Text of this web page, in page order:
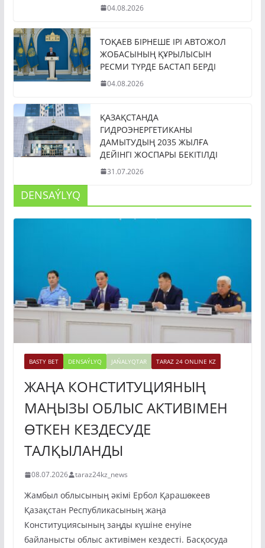
04.08.2026
ТОҚАЕВ БІРНЕШЕ ІРІ АВТОЖОЛ
ЖОБАСЫНЫҢ ҚҰРЫЛЫСЫН
РЕСМИ ТҮРДЕ БАСТАП БЕРДІ
04.08.2026
ҚАЗАҚСТАНДА
ГИДРОЭНЕРГЕТИКАНЫ
ДАМЫТУДЫҢ 2035 ЖЫЛҒА
ДЕЙІНГІ ЖОСПАРЫ БЕКІТІЛДІ
31.07.2026
DENSAÝLYQ
BASTY BET DENSAÝLYQ JAŃALYQTAR TARAZ 24 ONLINE KZ
ЖАҢА КОНСТИТУЦИЯНЫҢ
МАҢЫЗЫ ОБЛЫС АКТИВІМЕН
ӨТКЕН КЕЗДЕСУДЕ
ТАЛҚЫЛАНДЫ
08.07.2026 taraz24kz_news
Жамбыл облысының әкімі Ербол Қарашөкеев
Қазақстан Республикасының жаңа
Конституциясының заңды күшіне енуіне
байланысты облыс активімен кездесті. Басқосуда